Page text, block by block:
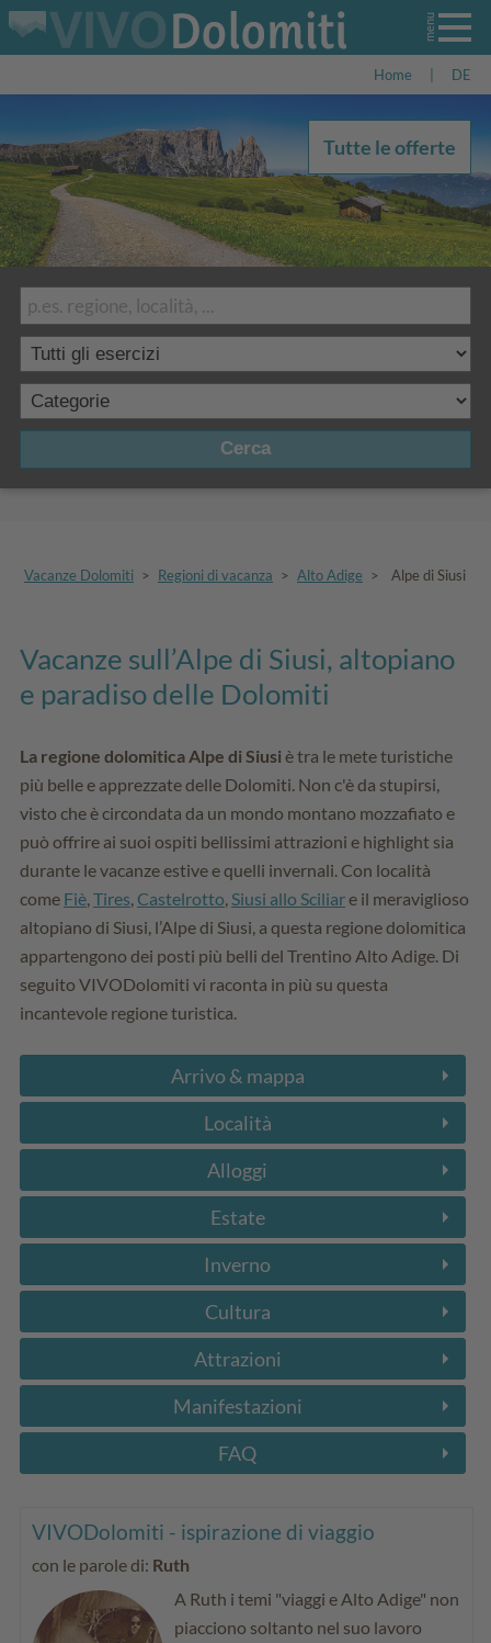
Home DE
Cerca
Tutte le offerte
Vacanze Dolomiti > Regioni di vacanza > Alto Adige > Alpe di Siusi
Vacanze sull’Alpe di Siusi, altopiano
e paradiso delle Dolomiti
La regione dolomitica Alpe di Siusi è tra le mete turistiche
più belle e apprezzate delle Dolomiti. Non c'è da stupirsi,
visto che è circondata da un mondo montano mozzafiato e
può offrire ai suoi ospiti bellissimi attrazioni e highlight sia
durante le vacanze estive e quelli invernali. Con località
come Fiè Tires Castelrotto Siusi allo Sciliare il meraviglioso
altopiano di Siusi, l’Alpe di Siusi, a questa regione dolomitica
appartengono dei posti più belli del Trentino Alto Adige. Di
seguito VIVODolomiti vi raconta in più su questa
incantevole regione turistica.
Arrivo & mappa
Località
Alloggi
Estate
Inverno
Cultura
Attrazioni
Manifestazioni
FAQ
VIVODolomiti - ispirazione di viaggio
con le parole di: Ruth
A Ruth i temi "viaggi e Alto Adige" non
piacciono soltanto nel suo lavoro